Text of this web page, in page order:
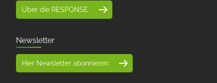
Über die RESPONSE
Newsletter
Hier Newsletter abonnieren